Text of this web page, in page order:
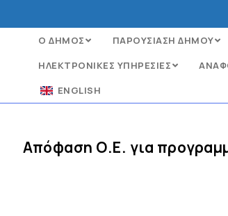
Ο ΔΗΜΟΣ ΠΑΡΟΥΣΙΑΣΗ ΔΗΜΟΥ
ΗΛΕΚΤΡΟΝΙΚΈΣ ΥΠΗΡΕΣΊΕΣ
ENGLISH
Απόφαση Ο.Ε. για